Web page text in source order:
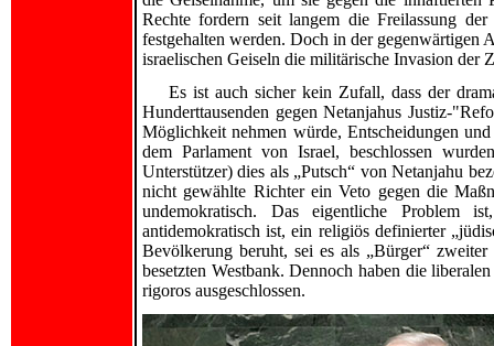
Rechte fordern seit langem die Freilassung
festgehalten werden. Doch in der gegenwärtigen
israelischen Geiseln die militärische Invasion der
Es ist auch sicher kein Zufall, dass der
Hunderttausenden gegen Netanjahus Justiz-
Möglichkeit nehmen würde, Entscheidungen
dem Parlament von Israel, beschlossen
Unterstützer) dies als „Putsch“ von Netanjahu
nicht gewählte Richter ein Veto gegen die
undemokratisch. Das eigentliche Problem
antidemokratisch ist, ein religiös definierter
Bevölkerung beruht, sei es als „Bürger“
besetzten Westbank. Dennoch haben die
rigoros ausgeschlossen.